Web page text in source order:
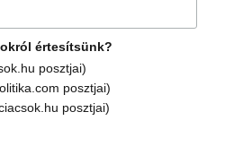
értesítsünk?
posztjai)
posztjai)
posztjai)